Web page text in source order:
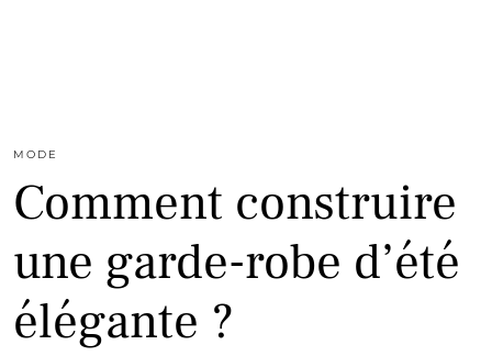
MODE
Comment construire
une garde-robe d’été
élégante ?